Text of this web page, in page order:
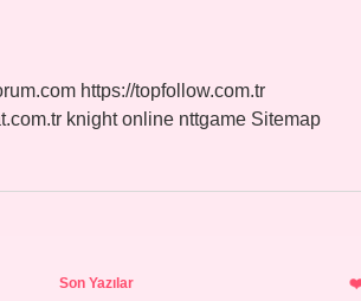
https://topfollow.com.tr
knight online nttgame Sitemap
Son Yazılar